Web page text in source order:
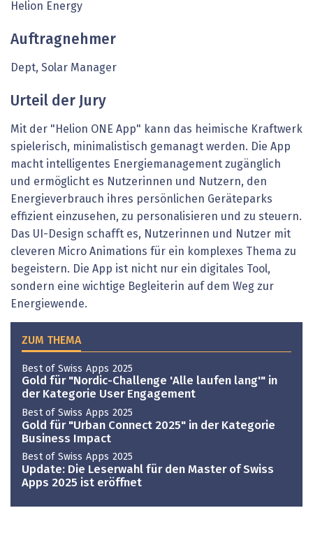
Helion Energy
Auftragnehmer
Dept, Solar Manager
Urteil der Jury
Mit der "Helion ONE App" kann das heimische Kraftwerk
spielerisch, minimalistisch gemanagt werden. Die App
macht intelligentes Energiemanagement zugänglich
und ermöglicht es Nutzerinnen und Nutzern, den
Energieverbrauch ihres persönlichen Geräteparks
effizient einzusehen, zu personalisieren und zu steuern.
Das UI-Design schafft es, Nutzerinnen und Nutzer mit
cleveren Micro Animations für ein komplexes Thema zu
begeistern. Die App ist nicht nur ein digitales Tool,
sondern eine wichtige Begleiterin auf dem Weg zur
Energiewende.
ZUM THEMA
Best of Swiss Apps 2025
Gold für "Nordic-Challenge 'Alle laufen lang'" in
der Kategorie User Engagement
Best of Swiss Apps 2025
Gold für "Urban Connect 2025" in der Kategorie
Business Impact
Best of Swiss Apps 2025
Update: Die Leserwahl für den Master of Swiss
Apps 2025 ist eröffnet